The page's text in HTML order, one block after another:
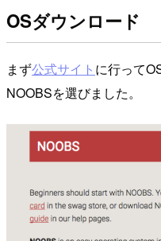
OSダウンロード
まず公式サイト に行って
NOOBSを選びました。